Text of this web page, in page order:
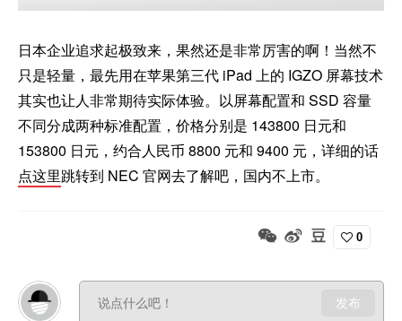
日本企业追求起极致来，果然还是非常厉害的啊！当然不
只是轻量，最先用在苹果第三代 iPad 上的 IGZO 屏幕技术
其实也让人非常期待实际体验。以屏幕配置和 SSD 容量
不同分成两种标准配置，价格分别是 143800 日元和
153800 日元，约合人民币 8800 元和 9400 元，详细的话
点这里跳转到 NEC 官网去了解吧，国内不上市。
0
发布